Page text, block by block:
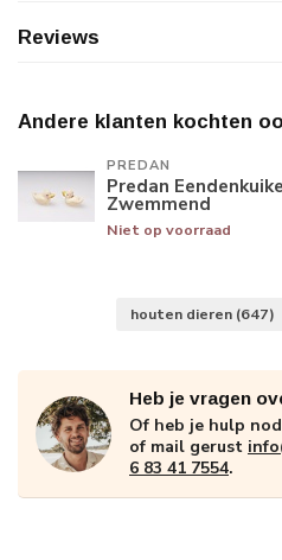
Reviews
Andere klanten kochten
PREDAN
Predan
Zwemmend
Niet op voorraad
houten dieren (647)
Heb je vragen
Of heb je hulp
of mail gerust
6 83 41 7554.